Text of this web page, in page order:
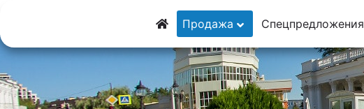
8 (928) 5555-929
8 (928) 3054-111
Продажа Спецпредложения